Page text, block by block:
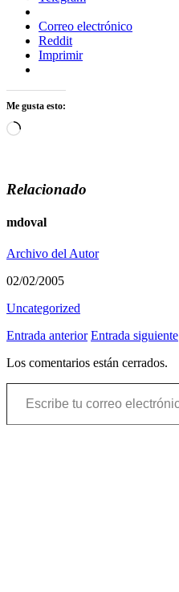
Correo electrónico
Reddit
Imprimir
Me gusta esto:
Cargando...
Relacionado
mdoval
Archivo del Autor
02/02/2005
Uncategorized
Entrada anterior Entrada siguiente
Los comentarios están cerrados.
Escribe tu correo electrónico…